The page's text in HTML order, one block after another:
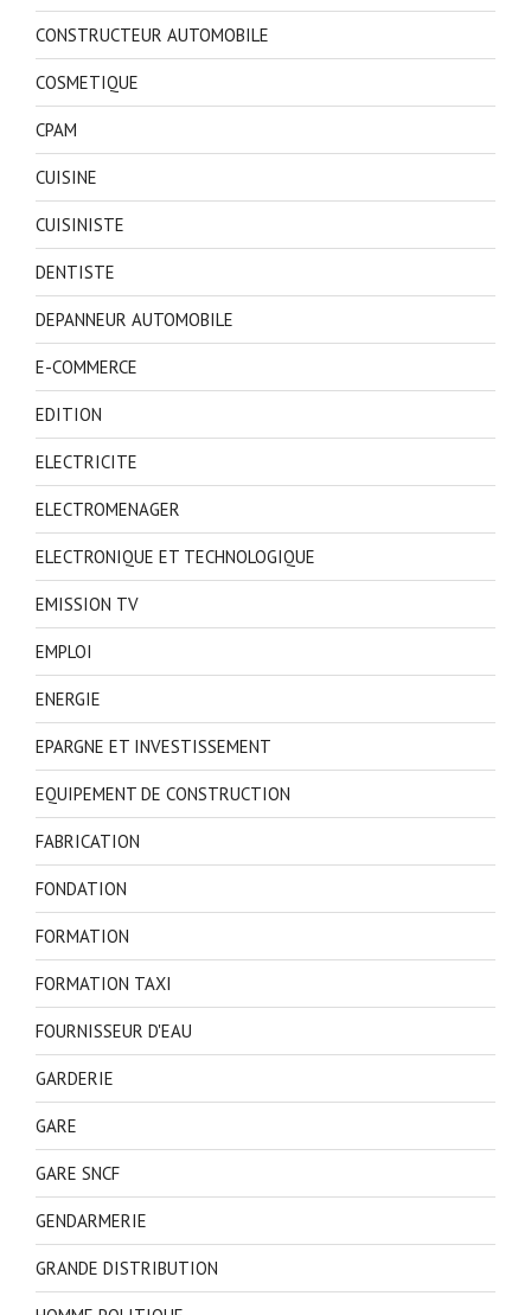
CONSTRUCTEUR AUTOMOBILE
COSMETIQUE
CPAM
CUISINE
CUISINISTE
DENTISTE
DEPANNEUR AUTOMOBILE
E-COMMERCE
EDITION
ELECTRICITE
ELECTROMENAGER
ELECTRONIQUE ET TECHNOLOGIQUE
EMISSION TV
EMPLOI
ENERGIE
EPARGNE ET INVESTISSEMENT
EQUIPEMENT DE CONSTRUCTION
FABRICATION
FONDATION
FORMATION
FORMATION TAXI
FOURNISSEUR D'EAU
GARDERIE
GARE
GARE SNCF
GENDARMERIE
GRANDE DISTRIBUTION